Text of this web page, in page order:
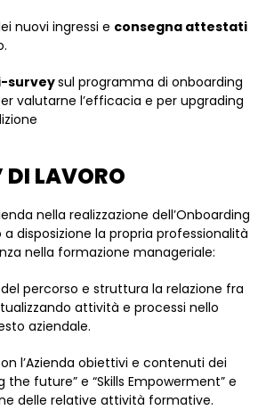
nuovi ingressi e consegna attestati
surveysul programma di onboarding
valutarne l’efficacia e per upgrading
DI LAVORO
nella realizzazione dell’Onboarding
disposizione la propria professionalità
nella formazione manageriale:
percorso e struttura la relazione fra
attività e processi nello
aziendale.
l’Azienda obiettivi e contenuti dei
the future” e “Skills Empowerment” e
delle relative attività formative.